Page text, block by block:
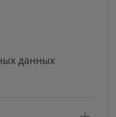
данных